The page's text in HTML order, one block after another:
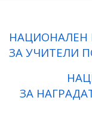
НАЦИОНАЛЕН
ЗА УЧИТЕЛИ
ЗА